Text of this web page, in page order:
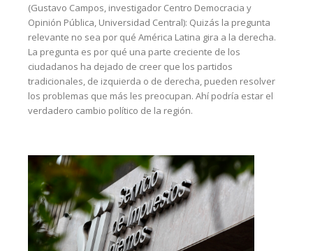
(Gustavo Campos, investigador Centro Democracia y
Opinión Pública, Universidad Central): Quizás la pregunta
relevante no sea por qué América Latina gira a la derecha.
La pregunta es por qué una parte creciente de los
ciudadanos ha dejado de creer que los partidos
tradicionales, de izquierda o de derecha, pueden resolver
los problemas que más les preocupan. Ahí podría estar el
verdadero cambio político de la región.